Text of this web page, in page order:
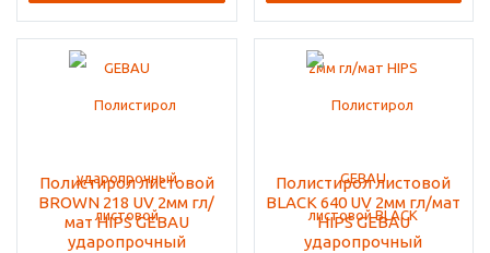
Полистирол листовой
BROWN 218 UV 2мм гл/
мат HIPS GEBAU
ударопрочный
Полистирол листовой
BLACK 640 UV 2мм гл/мат
HIPS GEBAU
ударопрочный